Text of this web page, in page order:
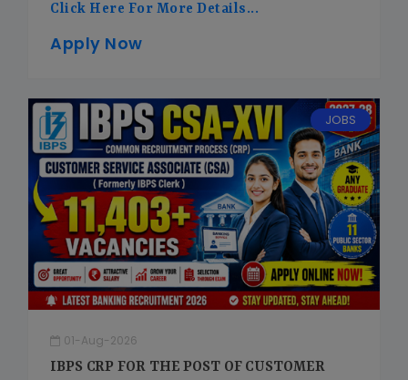
Click Here For More Details...
Apply Now
JOBS
01-Aug-2026
IBPS CRP FOR THE POST OF CUSTOMER